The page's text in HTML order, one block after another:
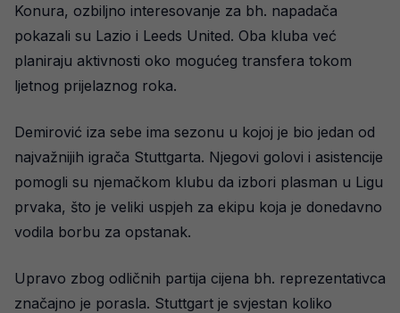
Konura, ozbiljno interesovanje za bh. napadača
pokazali su Lazio i Leeds United. Oba kluba već
planiraju aktivnosti oko mogućeg transfera tokom
ljetnog prijelaznog roka.
Demirović iza sebe ima sezonu u kojoj je bio jedan od
najvažnijih igrača Stuttgarta. Njegovi golovi i asistencije
pomogli su njemačkom klubu da izbori plasman u Ligu
prvaka, što je veliki uspjeh za ekipu koja je donedavno
vodila borbu za opstanak.
Upravo zbog odličnih partija cijena bh. reprezentativca
značajno je porasla. Stuttgart je svjestan koliko